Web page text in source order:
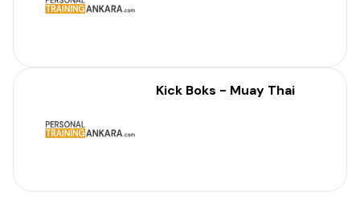
Kick Boks - Muay Thai